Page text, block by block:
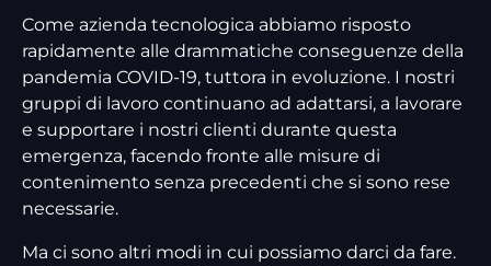
Come azienda tecnologica abbiamo risposto
rapidamente alle drammatiche conseguenze della
pandemia COVID-19, tuttora in evoluzione. I nostri
gruppi di lavoro continuano ad adattarsi, a lavorare
e supportare i nostri clienti durante questa
emergenza, facendo fronte alle misure di
contenimento senza precedenti che si sono rese
necessarie.
Ma ci sono altri modi in cui possiamo darci da fare.